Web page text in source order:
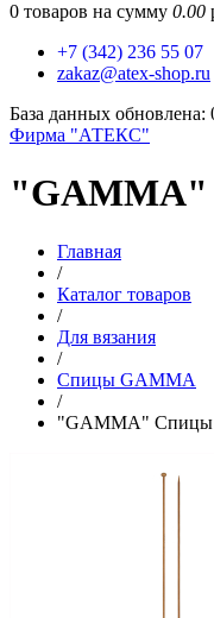
0 товаров на сумму 0.00
+7 (342) 236 55 07
zakaz@atex-shop.ru
База данных обновлена:
Фирма "АТЕКС"
"GAMMA"
Главная
/
Каталог товаров
/
Для вязания
/
Спицы GAMMA
/
"GAMMA" Спицы